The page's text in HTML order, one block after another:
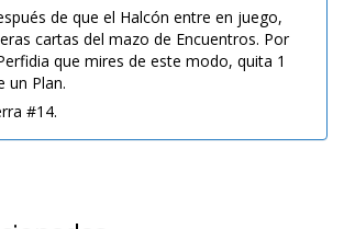
de que el Halcón entre en juego,
cartas del mazo de Encuentros. Por
que mires de este modo, quita 1
un Plan.
#14.